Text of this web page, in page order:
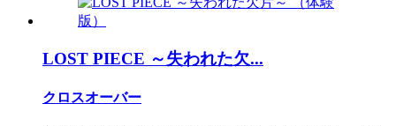
LOST PIECE ～失われた欠...
クロスオーバー